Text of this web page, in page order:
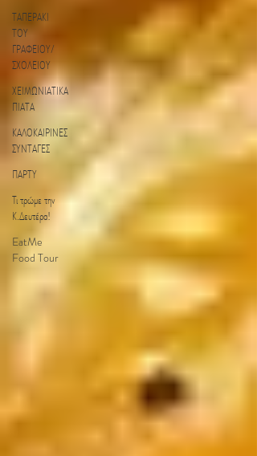
ΤΑΠΕΡΑΚΙ
ΤΟΥ
ΓΡΑΦΕΙΟΥ/
ΣΧΟΛΕΙΟΥ
ΧΕΙΜΩΝΙΑΤΙΚΑ
ΠΙΑΤΑ
ΚΑΛΟΚΑΙΡΙΝΕΣ
ΣΥΝΤΑΓΕΣ
ΠΑΡΤΥ
Τι τρώμε την
Κ.Δευτέρα!
EatMe
Food Tour